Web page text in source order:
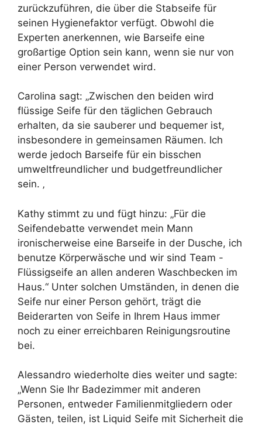
zurückzuführen, die über die Stabseife für
seinen Hygienefaktor verfügt. Obwohl die
Experten anerkennen, wie Barseife eine
großartige Option sein kann, wenn sie nur von
einer Person verwendet wird.
Carolina sagt: „Zwischen den beiden wird
flüssige Seife für den täglichen Gebrauch
erhalten, da sie sauberer und bequemer ist,
insbesondere in gemeinsamen Räumen. Ich
werde jedoch Barseife für ein bisschen
umweltfreundlicher und budgetfreundlicher
sein. ‚
Kathy stimmt zu und fügt hinzu: „Für die
Seifendebatte verwendet mein Mann
ironischerweise eine Barseife in der Dusche, ich
benutze Körperwäsche und wir sind Team -
Flüssigseife an allen anderen Waschbecken im
Haus.“ Unter solchen Umständen, in denen die
Seife nur einer Person gehört, trägt die
Beiderarten von Seife in Ihrem Haus immer
noch zu einer erreichbaren Reinigungsroutine
bei.
Alessandro wiederholte dies weiter und sagte:
„Wenn Sie Ihr Badezimmer mit anderen
Personen, entweder Familienmitgliedern oder
Gästen, teilen, ist Liquid Seife mit Sicherheit die